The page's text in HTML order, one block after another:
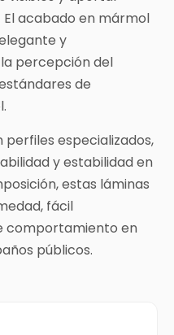
El acabado en mármol
y
percepción del
de
perfiles especializados,
y estabilidad en
estas láminas
fácil
comportamiento en
públicos.